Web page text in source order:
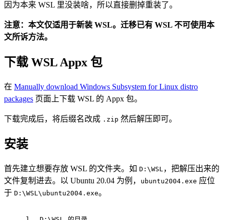
因为本来 WSL 里没装啥，所以直接删掉重装了。
注意：本文仅适用于新装 WSL。迁移已有 WSL 不可使用本
文所诉方法。
下载 WSL Appx 包
在 Manually download Windows Subsystem for Linux distro
packages 页面上下载 WSL 的 Appx 包。
下载完成后，将后缀名改成 .zip 然后解压即可。
安装
首先建立想要存放 WSL 的文件夹。如 D:\WSL ，把解压出来的
文件复制进去。以 Ubuntu 20.04 为例，
ubuntu2004.exe 应位
于 D:\WSL\ubuntu2004.exe。